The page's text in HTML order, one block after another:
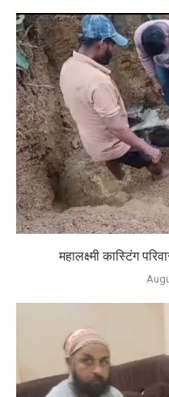
महालक्ष्मी कास्टिंग